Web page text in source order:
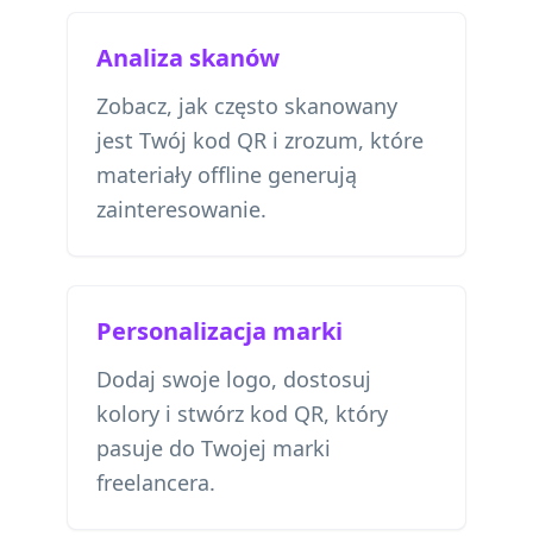
Analiza skanów
Zobacz, jak często skanowany
jest Twój kod QR i zrozum, które
materiały offline generują
zainteresowanie.
Personalizacja marki
Dodaj swoje logo, dostosuj
kolory i stwórz kod QR, który
pasuje do Twojej marki
freelancera.